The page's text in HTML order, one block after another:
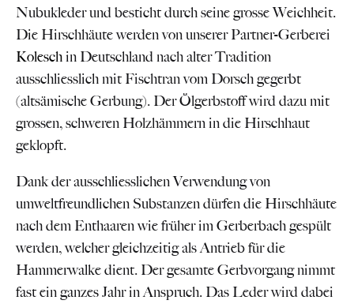
Nubukleder und besticht durch seine grosse Weichheit.
Die Hirschhäute werden von unserer Partner-Gerberei
Koleschin Deutschland nach alter Tradition
ausschliesslich mit Fischtran vom Dorsch gegerbt
(altsämische Gerbung). Der Ölgerbstoff wird dazu mit
grossen, schweren Holzhämmern in die Hirschhaut
geklopft.
Dank der ausschliesslichen Verwendung von
umweltfreundlichen Substanzen dürfen die Hirschhäute
nach dem Enthaaren wie früher im Gerberbach gespült
werden, welcher gleichzeitig als Antrieb für die
Hammerwalke dient. Der gesamte Gerbvorgang nimmt
fast ein ganzes Jahr in Anspruch. Das Leder wird dabei